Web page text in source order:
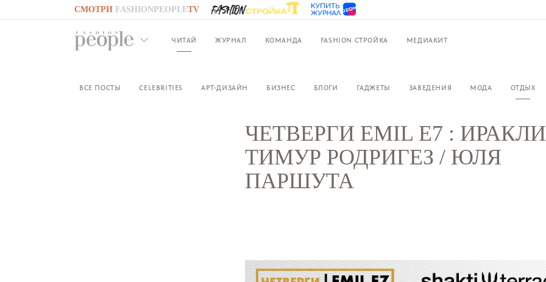
СМОТРИ FASHIONPEOPLETV
GO TO FASHIONPEOPLE
ЧИТАЙ ЖУРНАЛ КОМАНДА FASHION СТРОЙКА МЕДИАКИТ
ВСЕ ПОСТЫ CELEBRITIES АРТ-ДИЗАЙН БИЗНЕС БЛОГИ ГАДЖЕТЫ ЗАВЕДЕНИЯ МОДА ОТДЫХ
ЧЕТВЕРГИ EMIL E7 :
ТИМУР РОДРИГЕЗ / ЮЛЯ
ПАРШУТА